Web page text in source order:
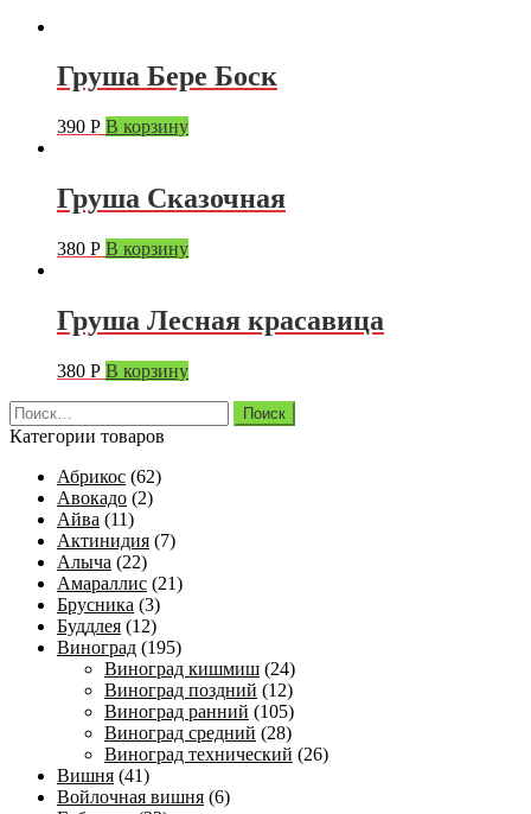
Груша Бере Боск
390 Р В корзину
Груша Сказочная
380 Р В корзину
Груша Лесная красавица
380 Р В корзину
Найти:
Категории товаров
Абрикос (62)
Авокадо (2)
Айва (11)
Актинидия (7)
Алыча (22)
Амараллис (21)
Брусника (3)
Буддлея (12)
Виноград (195)
Виноград кишмиш (24)
Виноград поздний (12)
Виноград ранний (105)
Виноград средний (28)
Виноград технический (26)
Вишня (41)
Войлочная вишня (6)